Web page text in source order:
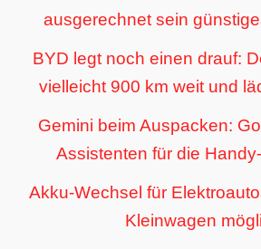
ausgerechnet sein
BYD legt noch einen drauf:
vielleicht 900 km weit und
Gemini beim Auspacken:
Assistenten für die
Akku-Wechsel für
Kleinwagen